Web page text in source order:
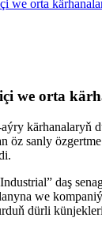
we orta
we orta
kärhanalaryň
öz sanly
daş
we
dürli